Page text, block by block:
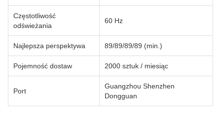
Częstotliwość
odświeżania
60 Hz
Najlepsza perspektywa 89/89/89/89 (min.)
Pojemność dostaw 2000 sztuk / miesiąc
Port
Guangzhou Shenzhen
Dongguan